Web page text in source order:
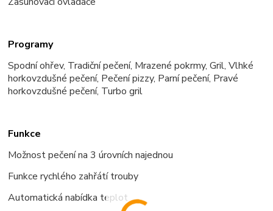
Programy
Spodní ohřev, Tradiční pečení, Mrazené pokrmy, Gril, Vlhké
horkovzdušné pečení, Pečení pizzy, Parní pečení, Pravé
horkovzdušné pečení, Turbo gril
Funkce
Možnost pečení na 3 úrovních najednou
Funkce rychlého zahřátí trouby
Automatická nabídka teplot